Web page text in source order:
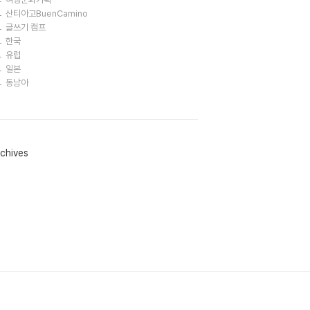
산티아고BuenCamino
글쓰기 캠프
한국
유럽
일본
동남아